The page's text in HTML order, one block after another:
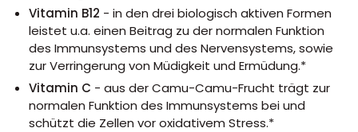
Vitamin B12 - in den drei biologisch aktiven Formen
leistet u.a. einen Beitrag zu der normalen Funktion
des Immunsystems und des Nervensystems, sowie
zur Verringerung von Müdigkeit und Ermüdung.*
Vitamin C - aus der Camu-Camu-Frucht trägt zur
normalen Funktion des Immunsystems bei und
schützt die Zellen vor oxidativem Stress.*